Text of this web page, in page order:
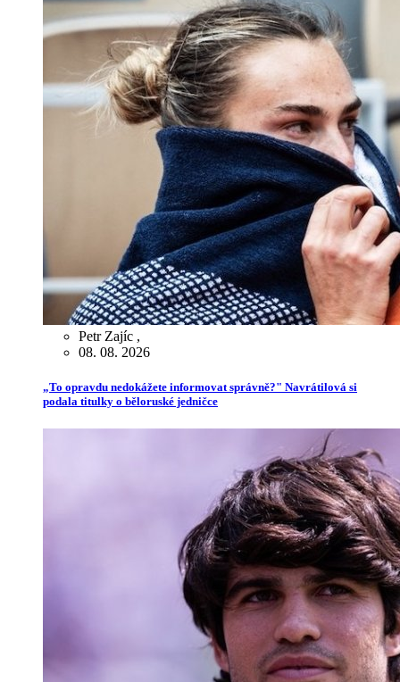
Petr Zajíc ,
08. 08. 2026
„To opravdu nedokážete informovat správně?" Navrátilová si
podala titulky o běloruské jedničce